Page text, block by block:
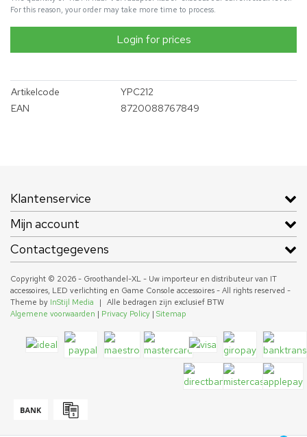
For this reason, your order may take more time to process.
Login for prices
Artikelcode
YPC212
EAN
8720088767849
Klantenservice
Mijn account
Contactgegevens
Copyright © 2026 - Groothandel-XL - Uw importeur en distributeur van IT
accessoires, LED verlichting en Game Console accessoires - All rights reserved -
Theme by InStijl Media |
Alle bedragen zijn exclusief BTW
Algemene voorwaarden | Privacy Policy | Sitemap